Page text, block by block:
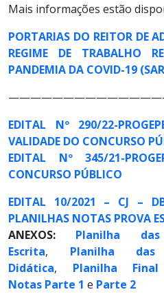
Mais informações estão
PORTARIAS DO REITOR DE
REGIME DE TRABALHO
PANDEMIA DA COVID-19
EDITAL Nº 290/22-
VALIDADE DO CONCURSO
EDITAL Nº 345/21-
CONCURSO PÚBLICO
EDITAL 10/2021 – CJ –
PLANILHAS NOTAS PROVA
ANEXOS:
Planilha
Escrita, Planilha
Didática, Planilha
Notas Parte 1 e Parte 2